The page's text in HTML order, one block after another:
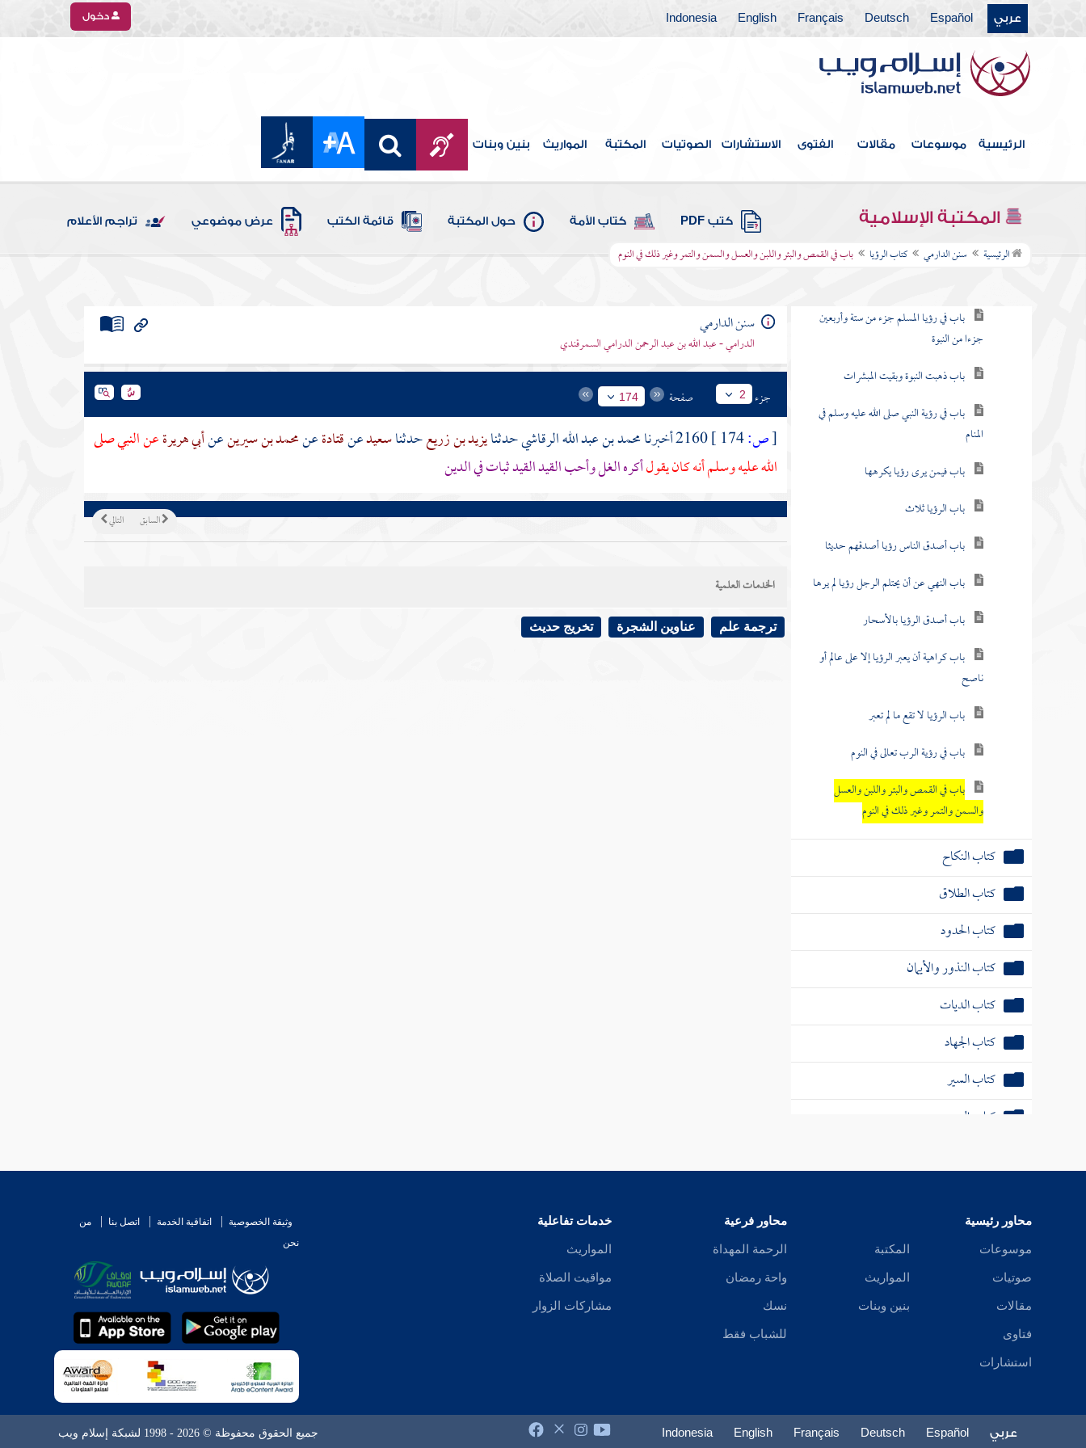
عربي Español
Deutsch
Français
English
Indonesia دخول
الرئيسية موسوعات مقالات الفتوى الاستشارات الصوتيات المكتبة المواريث بنين وبنات
المكتبة الإسلامية كتب PDF كتاب الأمة حول المكتبة قائمة الكتب عرض موضوعي تراجم الأعلام
الرئيسية سنن الدارمي كتاب الرؤيا باب في القمص والبئر واللبن والعسل والسمن والتمر وغير ذلك في النوم
كتاب الصوم
كتاب المناسك
كتاب الأضاحي
كتاب الصيد
كتاب الأطعمة
كتاب الأشربة
كتاب الرؤيا
باب في رؤيا المسلم جزء من ستة وأربعين
جزءا من النبوة
باب ذهبت النبوة وبقيت المبشرات
باب في رؤية النبي صلى الله عليه وسلم في
المنام
باب فيمن يرى رؤيا يكرهها
باب الرؤيا ثلاث
باب أصدق الناس رؤيا أصدقهم حديثا
باب النهي عن أن يحتلم الرجل رؤيا لم يرها
باب أصدق الرؤيا بالأسحار
باب كراهية أن يعبر الرؤيا إلا على عالم أو
ناصح
باب الرؤيا لا تقع ما لم تعبر
باب في رؤية الرب تعالى في النوم
باب في القمص والبئر واللبن والعسل
والسمن والتمر وغير ذلك في النوم
كتاب النكاح
كتاب الطلاق
كتاب الحدود
كتاب النذور والأيمان
كتاب الديات
كتاب الجهاد
كتاب السير
كتاب البيوع
كتاب الفرائض
سنن الدارمي
الدرامي - عبد الله بن عبد الرحمن الدرامي السمرقندي
جزء 2 صفحة 174
[ص:174 ] 2160 أخبرنا محمد بن عبد الله الرقاشيحدثنايزيد بن زريعحدثناسعيدعنقتادةعنمحمد بن سيرينعنأبي هريرةعن النبي صلى
الله عليه وسلم أنه كان يقولأكره الغل وأحب القيد القيد ثبات في الدين
التالي السابق
الخدمات العلمية
ترجمة علم عناوين الشجرة تخريج حديث
محاور رئيسية
موسوعات
صوتيات
مقالات
فتاوى
استشارات
المكتبة
المواريث
بنين وبنات
محاور فرعية
الرحمة المهداة
واحة رمضان
نسك
للشباب فقط
خدمات تفاعلية
المواريث
مواقيت الصلاة
مشاركات الزوار
وثيقة الخصوصية اتفاقية الخدمة اتصل بنا
من
نحن
عربي Español
Deutsch
Français
English
Indonesia جميع الحقوق محفوظة © 2026 - 1998 لشبكة إسلام ويب